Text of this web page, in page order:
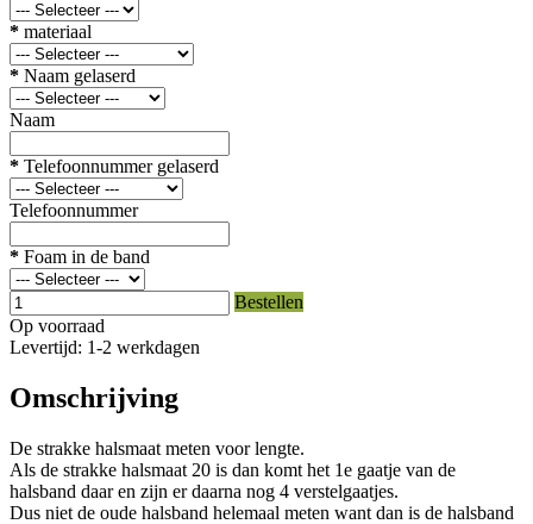
* materiaal
* Naam gelaserd
Naam
* Telefoonnummer gelaserd
Telefoonnummer
* Foam in de band
Bestellen
Op voorraad
Levertijd: 1-2 werkdagen
Omschrijving
De strakke halsmaat meten voor lengte.
Als de strakke halsmaat 20 is dan komt het 1e gaatje van de
halsband daar en zijn er daarna nog 4 verstelgaatjes.
Dus niet de oude halsband helemaal meten want dan is de halsband